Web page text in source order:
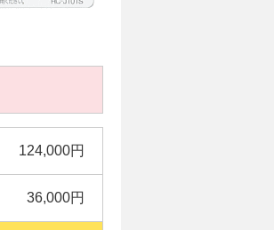
124,000円
36,000円